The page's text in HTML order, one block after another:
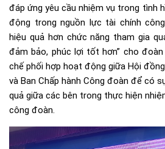
đáp ứng yêu cầu nhiệm vụ trong tình
động trong nguồn lực tài chính
hiệu quả hơn chức năng tham gia
đảm bảo, phúc lợi tốt hơn” cho đoàn
chế phối hợp hoạt động giữa Hội
và Ban Chấp hành Công đoàn để có
quả giữa các bên trong thực hiện
công đoàn.